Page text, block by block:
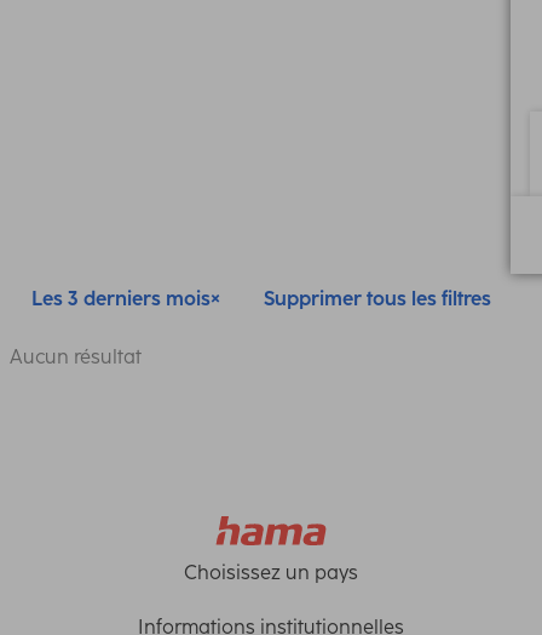
Les 3 derniers mois Supprimer tous les filtres
Aucun résultat
Choisissez un pays
Informations institutionnelles